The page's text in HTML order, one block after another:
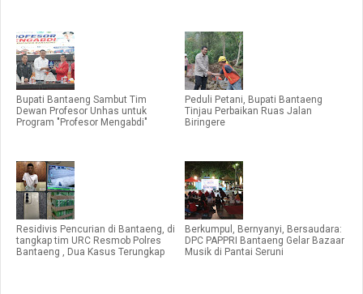
Bupati Bantaeng Sambut Tim
Dewan Profesor Unhas untuk
Program "Profesor Mengabdi"
Peduli Petani, Bupati Bantaeng
Tinjau Perbaikan Ruas Jalan
Biringere
Residivis Pencurian di Bantaeng, di
tangkap tim URC Resmob Polres
Bantaeng , Dua Kasus Terungkap
Berkumpul, Bernyanyi, Bersaudara:
DPC PAPPRI Bantaeng Gelar Bazaar
Musik di Pantai Seruni